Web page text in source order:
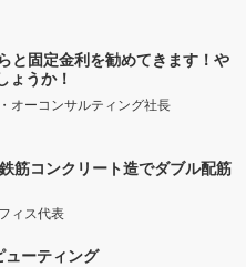
と固定金利を勧めてきます！や
ょうか！
オーコンサルティング社長
筋コンクリート造でダブル配筋
ィス代表
ーティング